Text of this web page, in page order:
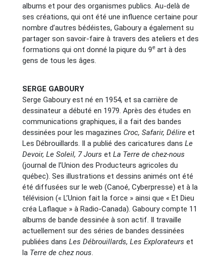
albums et pour des organismes publics. Au-delà de
ses créations, qui ont été une influence certaine pour
nombre d’autres bédéistes, Gaboury a également su
partager son savoir-faire à travers des ateliers et des
formations qui ont donné la piqure du 9e art à des
gens de tous les âges.
SERGE GABOURY
Serge Gaboury est né en 1954, et sa carrière de
dessinateur a débuté en 1979. Après des études en
communications graphiques, il a fait des bandes
dessinées pour les magazines Croc, Safarir, Délire et
Les Débrouillards. Il a publié des caricatures dans Le
Devoir, Le Soleil, 7 Jours et La Terre de chez-nous
(journal de l’Union des Producteurs agricoles du
québec). Ses illustrations et dessins animés ont été
été diffusées sur le web (Canoé, Cyberpresse) et à la
télévision (« L’Union fait la force » ainsi que « Et Dieu
créa Laflaque » à Radio-Canada). Gaboury compte 11
albums de bande dessinée à son actif. Il travaille
actuellement sur des séries de bandes dessinées
publiées dans Les Débrouillards, Les Explorateurs et
la Terre de chez nous.